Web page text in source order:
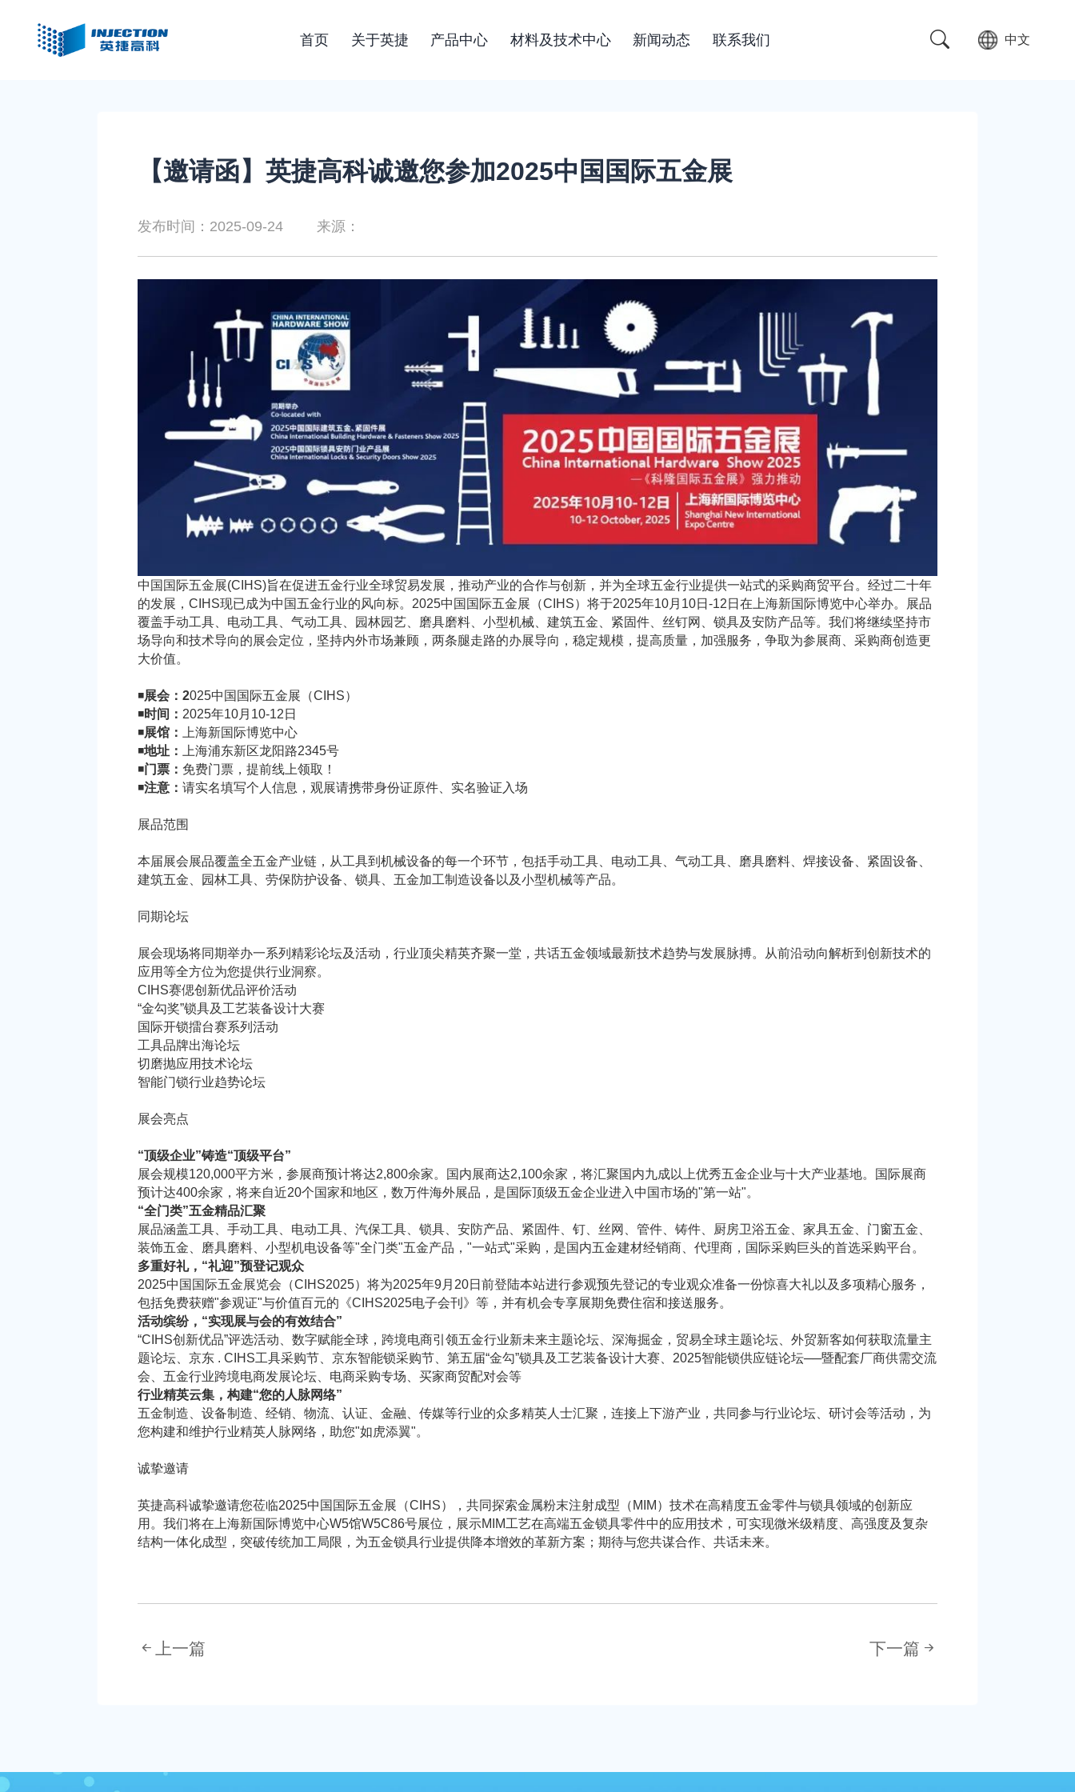
首页 关于英捷 产品中心 材料及技术中心 新闻动态 联系我们 中文
【邀请函】英捷高科诚邀您参加2025中国国际五金展
发布时间：2025-09-24 来源：
中国国际五金展(CIHS)旨在促进五金行业全球贸易发展，推动产业的合作与创新，并为全球五金行业提供一站式的采购商贸平台。经过二十年
的发展，CIHS现已成为中国五金行业的风向标。2025中国国际五金展（CIHS）将于2025年10月10日-12日在上海新国际博览中心举办。展品
覆盖手动工具、电动工具、气动工具、园林园艺、磨具磨料、小型机械、建筑五金、紧固件、丝钉网、锁具及安防产品等。我们将继续坚持市
场导向和技术导向的展会定位，坚持内外市场兼顾，两条腿走路的办展导向，稳定规模，提高质量，加强服务，争取为参展商、采购商创造更
大价值。
◾展会： 2025中国国际五金展（CIHS）
◾时间： 2025年10月10-12日
◾展馆：
上海新国际博览中心
◾地址：
上海浦东新区龙阳路2345号
◾门票： 免费门票，提前线上领取！
◾注意： 请实名填写个人信息，观展请携带身份证原件、实名验证入场
展品范围
本届展会展品覆盖全五金产业链，从工具到机械设备的每一个环节，包括手动工具、电动工具、气动工具、磨具磨料、焊接设备、紧固设备、
建筑五金、园林工具、劳保防护设备、锁具、五金加工制造设备以及小型机械等产品。
同期论坛
展会现场将同期举办一系列精彩论坛及活动，行业顶尖精英齐聚一堂，共话五金领域最新技术趋势与发展脉搏。从前沿动向解析到创新技术的
应用等全方位为您提供行业洞察。
CIHS赛偲创新优品评价活动
“金勾奖”锁具及工艺装备设计大赛
国际开锁擂台赛系列活动
工具品牌出海论坛
切磨抛应用技术论坛
智能门锁行业趋势论坛
展会亮点
“顶级企业”铸造“顶级平台”
展会规模120,000平方米，参展商预计将达2,800余家。国内展商达2,100余家，将汇聚国内九成以上优秀五金企业与十大产业基地。国际展商
预计达400余家，将来自近20个国家和地区，数万件海外展品，是国际顶级五金企业进入中国市场的"第一站"。
“全门类”五金精品汇聚
展品涵盖工具、手动工具、电动工具、汽保工具、锁具、安防产品、紧固件、钉、丝网、管件、铸件、厨房卫浴五金、家具五金、门窗五金、
装饰五金、磨具磨料、小型机电设备等"全门类"五金产品，"一站式"采购，是国内五金建材经销商、代理商，国际采购巨头的首选采购平台。
多重好礼，“礼迎”预登记观众
2025中国国际五金展览会（CIHS2025）将为2025年9月20日前登陆本站进行参观预先登记的专业观众准备一份惊喜大礼以及多项精心服务，
包括免费获赠"参观证"与价值百元的《CIHS2025电子会刊》等，并有机会专享展期免费住宿和接送服务。
活动缤纷，“实现展与会的有效结合”
“CIHS创新优品”评选活动、数字赋能全球，跨境电商引领五金行业新未来主题论坛、深海掘金，贸易全球主题论坛、外贸新客如何获取流量主
题论坛、京东 . CIHS工具采购节、京东智能锁采购节、第五届“金勾”锁具及工艺装备设计大赛、2025智能锁供应链论坛──暨配套厂商供需交流
会、五金行业跨境电商发展论坛、电商采购专场、买家商贸配对会等
行业精英云集，构建“您的人脉网络”
五金制造、设备制造、经销、物流、认证、金融、传媒等行业的众多精英人士汇聚，连接上下游产业，共同参与行业论坛、研讨会等活动，为
您构建和维护行业精英人脉网络，助您"如虎添翼"。
诚挚邀请
英捷高科诚挚邀请您莅临2025中国国际五金展（CIHS），共同探索金属粉末注射成型（MIM）技术在高精度五金零件与锁具领域的创新应
用。我们将在上海新国际博览中心W5馆W5C86号展位，展示MIM工艺在高端五金锁具零件中的应用技术，可实现微米级精度、高强度及复杂
结构一体化成型，突破传统加工局限，为五金锁具行业提供降本增效的革新方案；期待与您共谋合作、共话未来。
上一篇 下一篇